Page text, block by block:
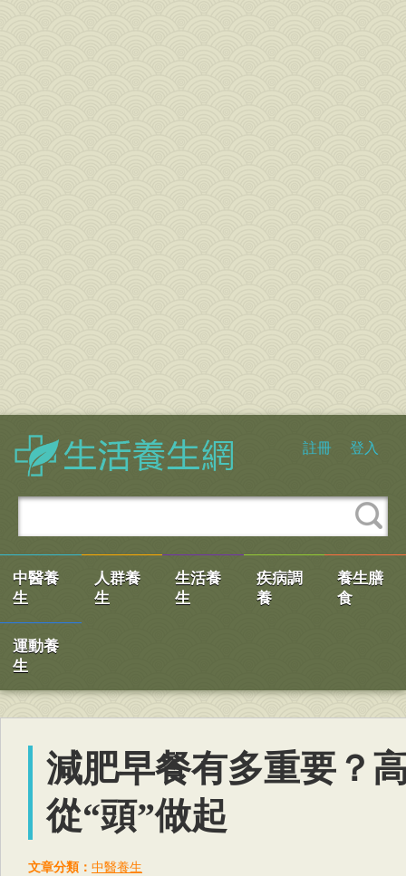
註冊 登入
中醫養
生
人群養
生
生活養
生
疾病調
養
養生膳
食
運動養
生
減肥早餐有多重要？
從“頭”做起
文章分類： 中醫養生